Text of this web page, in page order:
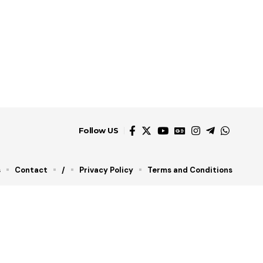
Follow US
Contact / Privacy Policy Terms and Conditions